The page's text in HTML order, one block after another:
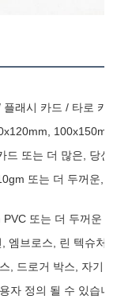
래시 카드 / 타로 카
드 또는 더 많은, 당신
또는 더 두꺼운,
또는 더 두꺼운
엠브로스, 린 텍슈처,
, 드로거 박스, 자기
자 정의 될 수 있습니